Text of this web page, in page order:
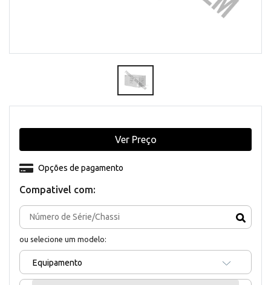
Compativel com:
ou selecione um modelo:
Equipamento
Opções de pagamento
Ver Preço